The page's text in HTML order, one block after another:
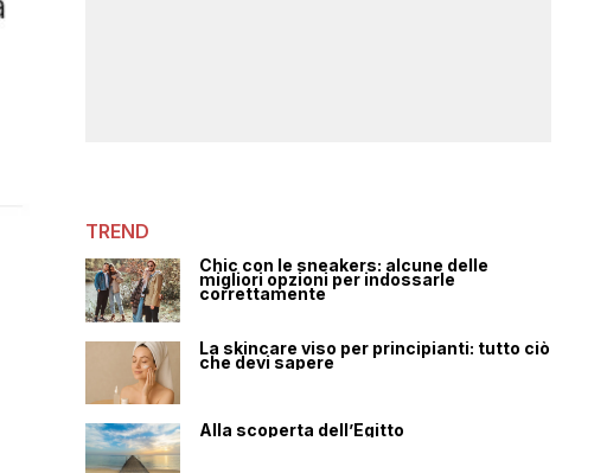
TREND
Chic con le sneakers: alcune delle
migliori opzioni per indossarle
correttamente
La skincare viso per principianti: tutto ciò
che devi sapere
Alla scoperta dell’Egitto